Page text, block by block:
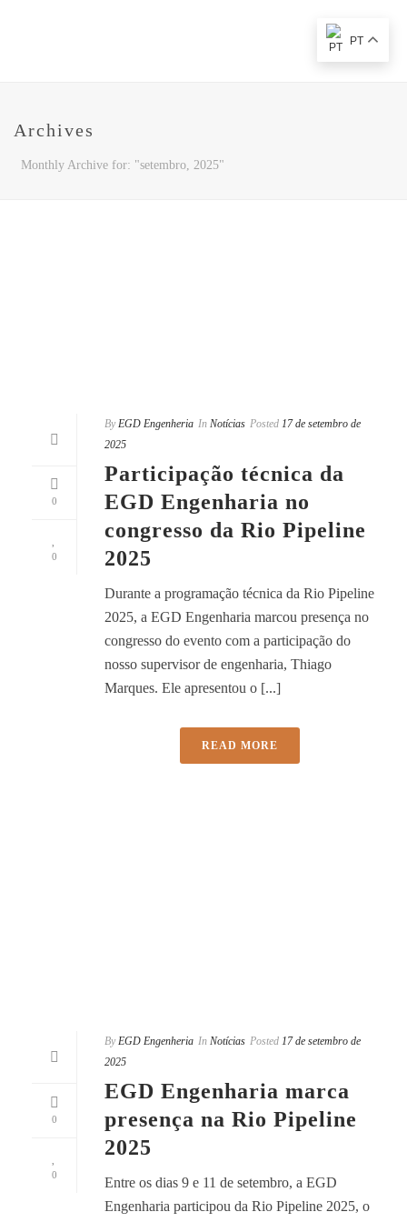
Archives
Monthly Archive for: "setembro, 2025"
0
0
By EGD Engenheria In Notícias Posted 17 de setembro de
2025
Participação técnica da
EGD Engenharia no
congresso da Rio Pipeline
2025
Durante a programação técnica da Rio Pipeline
2025, a EGD Engenharia marcou presença no
congresso do evento com a participação do
nosso supervisor de engenharia, Thiago
Marques. Ele apresentou o [...]
READ MORE
0
0
By EGD Engenheria In Notícias Posted 17 de setembro de
2025
EGD Engenharia marca
presença na Rio Pipeline
2025
Entre os dias 9 e 11 de setembro, a EGD
Engenharia participou da Rio Pipeline 2025, o
PT